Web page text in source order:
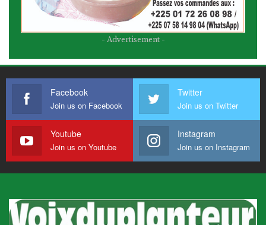
- Advertisement -
Facebook
Join us on Facebook
Twitter
Join us on Twitter
Youtube
Join us on Youtube
Instagram
Join us on Instagram